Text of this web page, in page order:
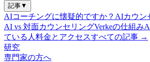
記事▼
AIコーチングに懐疑的ですか？ AIカウン
AI vs 対面カウンセリングVerkeの仕組み
ている人 料金とアクセスすべての記事 →
研究
専門家の方へ